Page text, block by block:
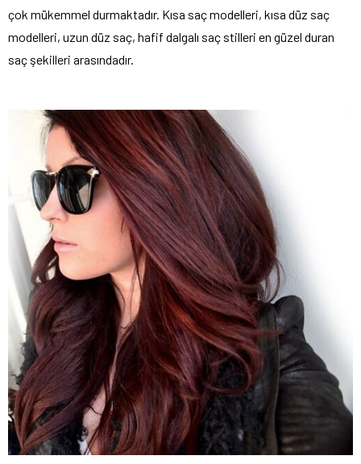
çok mükemmel durmaktadır. Kısa saç modelleri, kısa düz saç
modelleri, uzun düz saç, hafif dalgalı saç stilleri en güzel duran
saç şekilleri arasındadır.